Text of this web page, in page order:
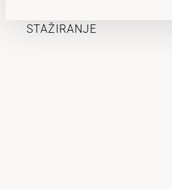
STAŽIRANJE